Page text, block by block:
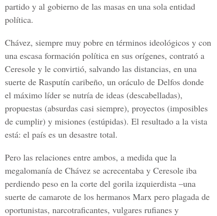
partido y al gobierno de las masas en una sola entidad
política.
Chávez, siempre muy pobre en términos ideológicos y con
una escasa formación política en sus orígenes, contrató a
Ceresole y le convirtió, salvando las distancias, en una
suerte de Rasputín caribeño, un oráculo de Delfos donde
el máximo líder se nutría de ideas (descabelladas),
propuestas (absurdas casi siempre), proyectos (imposibles
de cumplir) y misiones (estúpidas). El resultado a la vista
está: el país es un desastre total.
Pero las relaciones entre ambos, a medida que la
megalomanía de Chávez se acrecentaba y Ceresole iba
perdiendo peso en la corte del gorila izquierdista –una
suerte de camarote de los hermanos Marx pero plagada de
oportunistas, narcotraficantes, vulgares rufianes y